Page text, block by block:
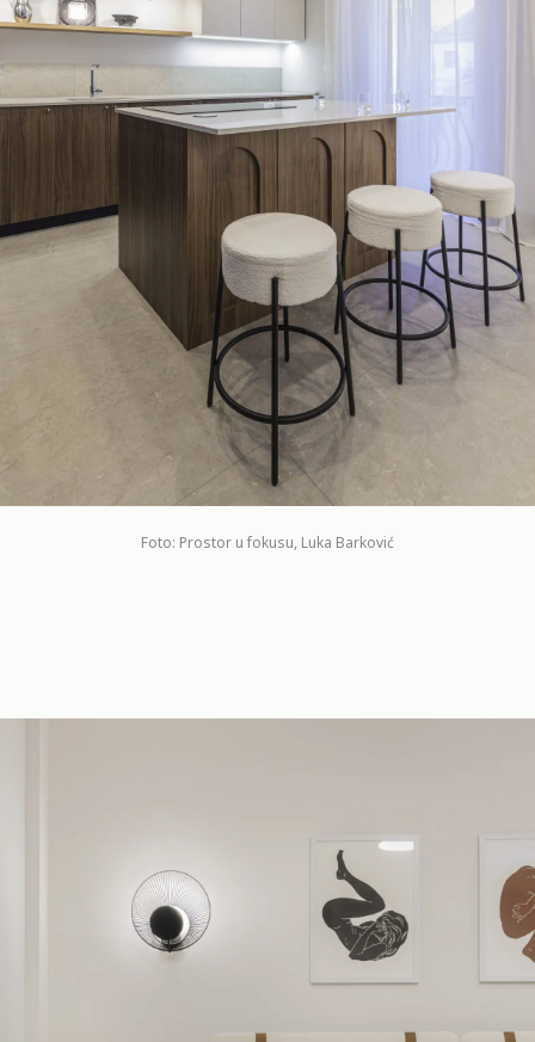
Foto: Prostor u fokusu, Luka Barković